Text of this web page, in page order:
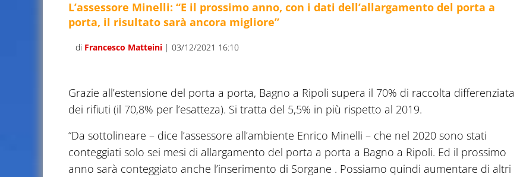
L’assessore Minelli: “E il prossimo anno, con i dati dell’allargamento del porta a
porta, il risultato sarà ancora migliore”
di Francesco Matteini | 03/12/2021 16:10
Grazie all’estensione del porta a porta, Bagno a Ripoli supera il 70% di raccolta differenziata
dei rifiuti (il 70,8% per l’esatteza). Si tratta del 5,5% in più rispetto al 2019.
“Da sottolineare – dice l’assessore all’ambiente Enrico Minelli – che nel 2020 sono stati
conteggiati solo sei mesi di allargamento del porta a porta a Bagno a Ripoli. Ed il prossimo
anno sarà conteggiato anche l’inserimento di Sorgane . Possiamo quindi aumentare di altri